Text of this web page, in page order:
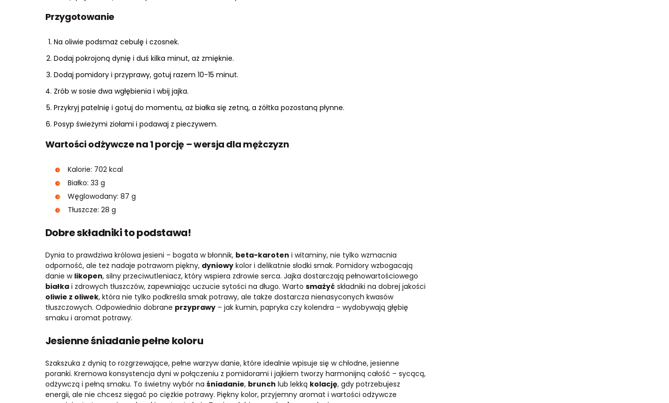
Przygotowanie
Na oliwie podsmaż cebulę i czosnek.
Dodaj pokrojoną dynię i duś kilka minut, aż zmięknie.
Dodaj pomidory i przyprawy, gotuj razem 10-15 minut.
Zrób w sosie dwa wgłębienia i wbij jajka.
Przykryj patelnię i gotuj do momentu, aż białka się zetną, a żółtka pozostaną płynne.
Posyp świeżymi ziołami i podawaj z pieczywem.
Wartości odżywcze na 1 porcję – wersja dla mężczyzn
Kalorie: 702 kcal
Białko: 33 g
Węglowodany: 87 g
Tłuszcze: 28 g
Dobre składniki to podstawa!
Dynia to prawdziwa królowa jesieni – bogata w błonnik, beta-karoten i witaminy, nie tylko wzmacnia
odporność, ale też nadaje potrawom piękny, dyniowykolor i delikatnie słodki smak. Pomidory wzbogacają
danie w likopen, silny przeciwutleniacz, który wspiera zdrowie serca. Jajka dostarczają pełnowartościowego
białkai zdrowych tłuszczów, zapewniając uczucie sytości na długo. Warto smażyć składniki na dobrej jakości
oliwie z oliwek, która nie tylko podkreśla smak potrawy, ale także dostarcza nienasyconych kwasów
tłuszczowych. Odpowiednio dobrane przyprawy– jak kumin, papryka czy kolendra – wydobywają głębię
smaku i aromat potrawy.
Jesienne śniadanie pełne koloru
Szakszuka z dynią to rozgrzewające, pełne warzyw danie, które idealnie wpisuje się w chłodne, jesienne
poranki. Kremowa konsystencja dyni w połączeniu z pomidorami i jajkiem tworzy harmonijną całość – sycącą,
odżywczą i pełną smaku. To świetny wybór na śniadanie, brunch lub lekką kolację, gdy potrzebujesz
energii, ale nie chcesz sięgać po ciężkie potrawy. Piękny kolor, przyjemny aromat i wartości odżywcze